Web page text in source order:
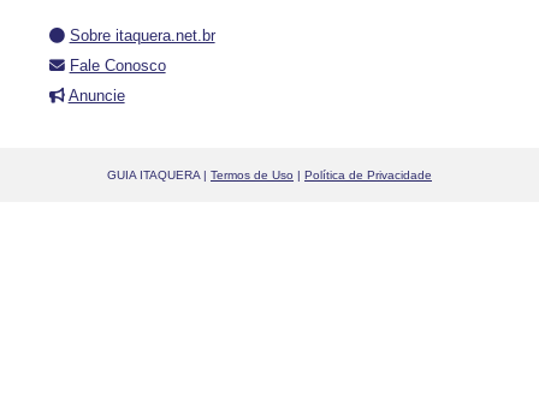
Sobre itaquera.net.br
Fale Conosco
Anuncie
GUIA ITAQUERA | Termos de Uso | Política de Privacidade